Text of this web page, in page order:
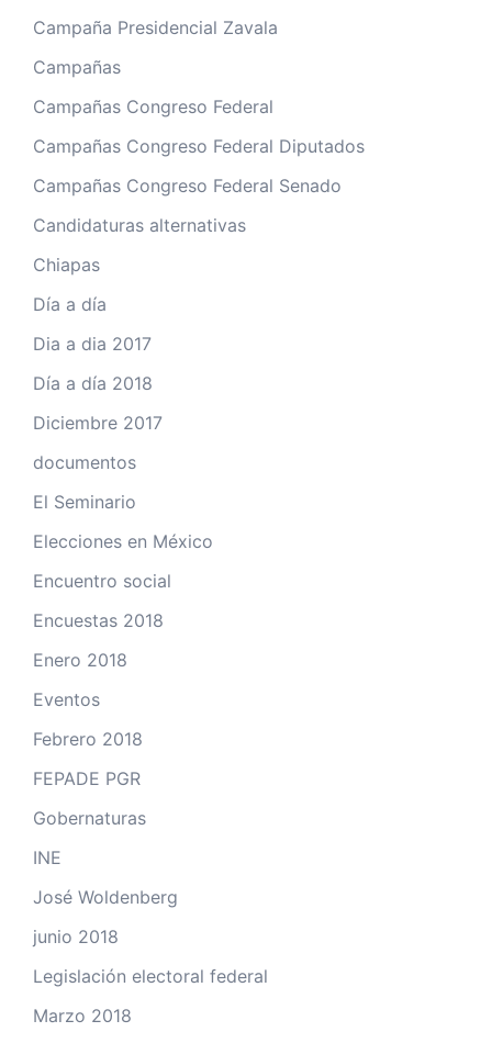
Campaña Presidencial Zavala
Campañas
Campañas Congreso Federal
Campañas Congreso Federal Diputados
Campañas Congreso Federal Senado
Candidaturas alternativas
Chiapas
Día a día
Dia a dia 2017
Día a día 2018
Diciembre 2017
documentos
El Seminario
Elecciones en México
Encuentro social
Encuestas 2018
Enero 2018
Eventos
Febrero 2018
FEPADE PGR
Gobernaturas
INE
José Woldenberg
junio 2018
Legislación electoral federal
Marzo 2018